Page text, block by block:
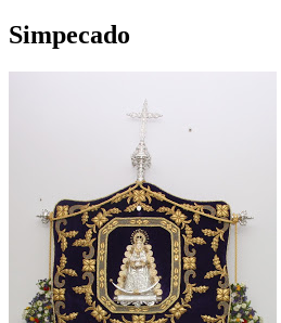
Simpecado